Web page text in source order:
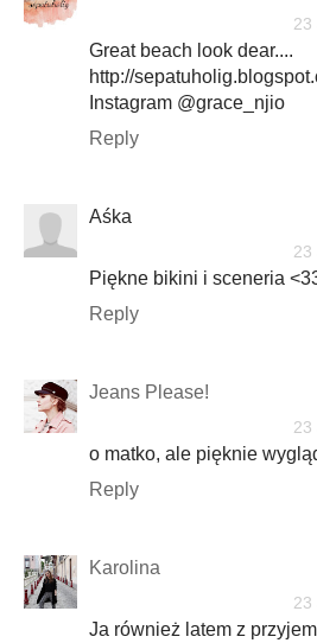
23
Great beach look dear....
http://
Instagram @grace_njio
Reply
Aśka
23
Piękne bikini i sceneria
Reply
Jeans Please!
23
o matko, ale pięknie
Reply
Karolina
23
Ja również latem z